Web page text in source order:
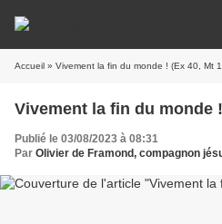
Accueil » Vivement la fin du monde ! (Ex 40, Mt
Vivement la fin du monde
Publié le 03/08/2023 à 08:31
Par Olivier de Framond, compagnon